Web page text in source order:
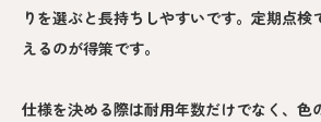
りを選ぶと長持ちしやすいです。定期点検
えるのが得策です。
仕様を決める際は耐用年数だけでなく、色